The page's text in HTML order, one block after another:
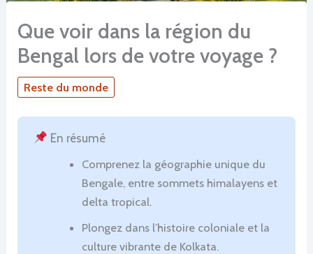
Que voir dans la région du
Bengal lors de votre voyage ?
Reste du monde
En résumé
Comprenez la géographie unique du
Bengale, entre sommets himalayens et
delta tropical.
Plongez dans l’histoire coloniale et la
culture vibrante de Kolkata.